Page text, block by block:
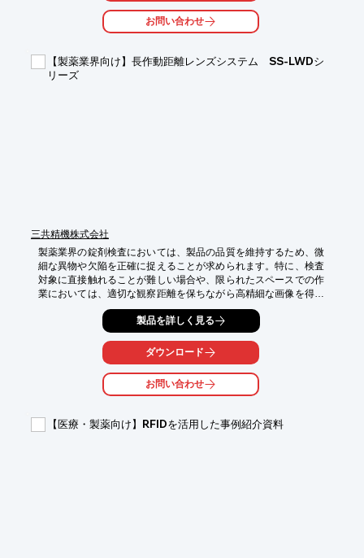
・医薬品の箱詰め工程
・品質管理部門での省力化
【導入の効果】
・作業時間の短縮
お問い合わせ
【製薬業界向け】長作動距離レンズシステム SS-LWDシ
リーズ
三共精機株式会社
製薬業界の錠剤検査においては、製品の品質を維持するため、微
細な異物や欠陥を正確に捉えることが求められます。特に、検査
対象に直接触れることが難しい場合や、限られたスペースでの作
業においては、適切な観察距離を保ちながら高精細な画像を得る
ことが重要となります。当社の長作動距離レンズシステム『SS-
LWDシリーズ』は、このような課題に対応し、対象物から離れた
状態でも鮮明な観察を可能にします。
【活用シーン】
・錠剤の表面検査
・異物混入の確認
【導入の効果】
製品を詳しく見る
ダウンロード
お問い合わせ
【医療・製薬向け】RFIDを活用した事例紹介資料